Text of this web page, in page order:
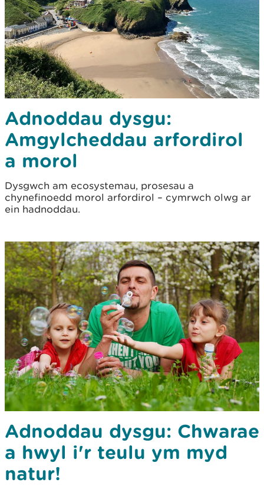
Adnoddau dysgu:
Amgylcheddau arfordirol
a morol
Dysgwch am ecosystemau, prosesau a
chynefinoedd morol arfordirol – cymrwch olwg ar
ein hadnoddau.
Adnoddau dysgu: Chwarae
a hwyl i'r teulu ym myd
natur!